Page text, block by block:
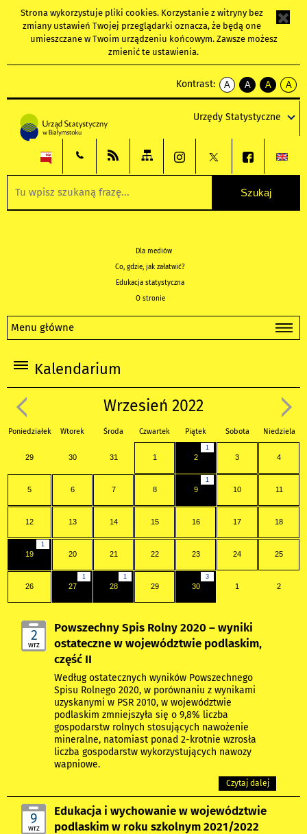
Strona wykorzystuje pliki cookies. Korzystanie z witryny bez
zmiany ustawień Twojej przeglądarki oznacza, że będą one
umieszczane w Twoim urządzeniu końcowym. Zawsze możesz
zmienić te ustawienia.
Kontrast:
A
kontrast
A
kontrast
tekst
czarnym
A
kontrast
tekst
czarnym
A
tekst
żółtym
Urzędy Statystyczne
Dla mediów
Co, gdzie, jak załatwić?
Edukacja statystyczna
O stronie
Menu główne
Kalendarium
Wrzesień 2022
Poniedziałek Wtorek Środa Czwartek Piątek Sobota Niedziela
29 30 31 1
1
2 3 4
5 6 7 8
1
9 10 11
12 13 14 15 16 17 18
1
19 20 21 22 23 24 25
26
1
27
1
28 29
3
30 1 2
2
wrz
Powszechny Spis Rolny 2020 – wyniki
ostateczne w województwie podlaskim,
część II
Według ostatecznych wyników Powszechnego
Spisu Rolnego 2020, w porównaniu z wynikami
uzyskanymi w PSR 2010, w województwie
podlaskim zmniejszyła się o 9,8% liczba
gospodarstw rolnych stosujących nawożenie
mineralne, natomiast ponad 2-krotnie wzrosła
liczba gospodarstw wykorzystujących nawozy
wapniowe.
Czytaj dalej
9
wrz
Edukacja i wychowanie w województwie
podlaskim w roku szkolnym 2021/2022